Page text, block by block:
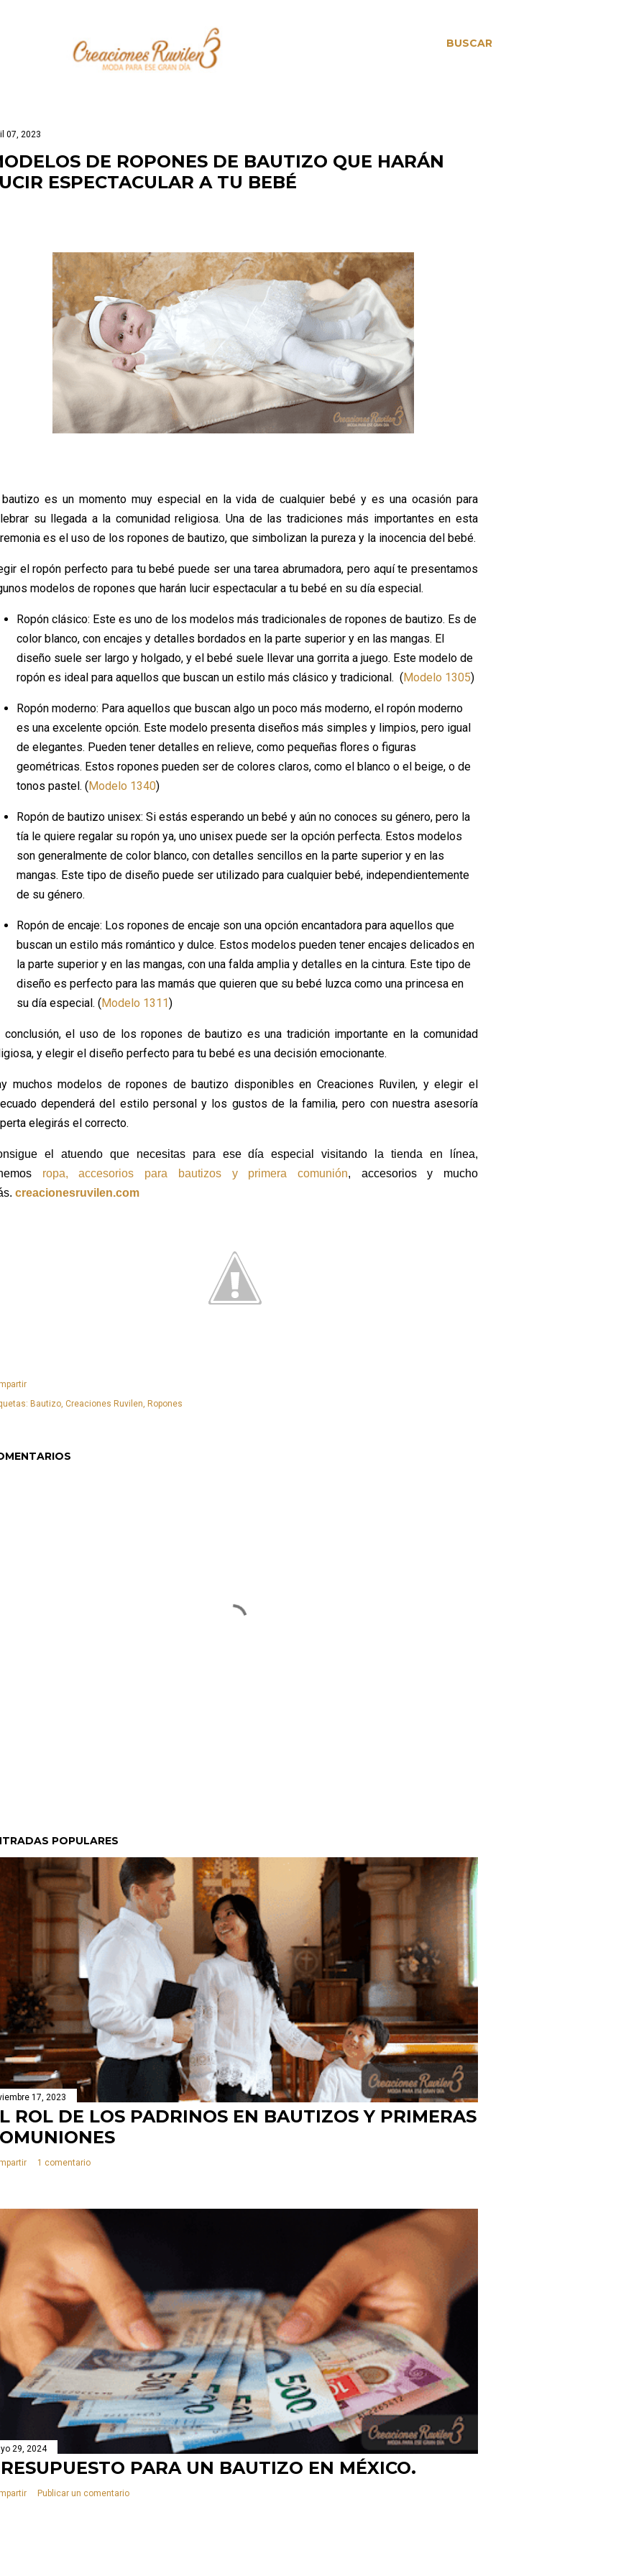
BUSCAR
07, 2023
DE ROPONES DE BAUTIZO QUE HARÁN
ESPECTACULAR A TU BEBÉ
es un momento muy especial en la vida de cualquier bebé y es una ocasión para
su llegada a la comunidad religiosa. Una de las tradiciones más importantes en esta
es el uso de los ropones de bautizo, que simbolizan la pureza y la inocencia del bebé.
el ropón perfecto para tu bebé puede ser una tarea abrumadora, pero aquí te presentamos
modelos de ropones que harán lucir espectacular a tu bebé en su día especial.
Ropón clásico: Este es uno de los modelos más tradicionales de ropones de bautizo. Es de
color blanco, con encajes y detalles bordados en la parte superior y en las mangas. El
diseño suele ser largo y holgado, y el bebé suele llevar una gorrita a juego. Este modelo de
ropón es ideal para aquellos que buscan un estilo más clásico y tradicional. ( Modelo 1305)
Ropón moderno: Para aquellos que buscan algo un poco más moderno, el ropón moderno
es una excelente opción. Este modelo presenta diseños más simples y limpios, pero igual
de elegantes. Pueden tener detalles en relieve, como pequeñas flores o figuras
geométricas. Estos ropones pueden ser de colores claros, como el blanco o el beige, o de
tonos pastel. ( Modelo 1340)
Ropón de bautizo unisex: Si estás esperando un bebé y aún no conoces su género, pero la
tía le quiere regalar su ropón ya, uno unisex puede ser la opción perfecta. Estos modelos
son generalmente de color blanco, con detalles sencillos en la parte superior y en las
mangas. Este tipo de diseño puede ser utilizado para cualquier bebé, independientemente
de su género.
Ropón de encaje: Los ropones de encaje son una opción encantadora para aquellos que
buscan un estilo más romántico y dulce. Estos modelos pueden tener encajes delicados en
la parte superior y en las mangas, con una falda amplia y detalles en la cintura. Este tipo de
diseño es perfecto para las mamás que quieren que su bebé luzca como una princesa en
su día especial. ( Modelo 1311)
conclusión, el uso de los ropones de bautizo es una tradición importante en la comunidad
y elegir el diseño perfecto para tu bebé es una decisión emocionante.
muchos modelos de ropones de bautizo disponibles en Creaciones Ruvilen, y elegir el
dependerá del estilo personal y los gustos de la familia, pero con nuestra asesoría
elegirás el correcto.
el atuendo que necesitas para ese día especial visitando la tienda en línea,
ropa, accesorios para bautizos y primera comunión, accesorios y mucho
creacionesruvilen.com
Bautizo Creaciones Ruvilen Ropones
POPULARES
17, 2023
ROL DE LOS PADRINOS EN BAUTIZOS Y PRIMERAS
1 comentario
29, 2024
PARA UN BAUTIZO EN MÉXICO.
Publicar un comentario